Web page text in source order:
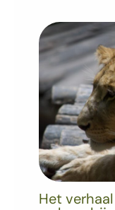
Het